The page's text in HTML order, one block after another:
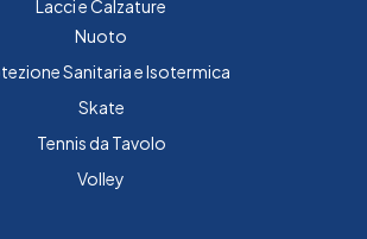
Lacci e Calzature
Nuoto
Sanitaria e Isotermica
Skate
Tennis da Tavolo
Volley